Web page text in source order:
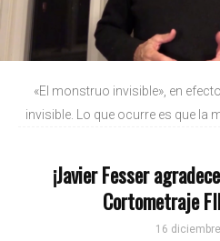
«El monstruo invisible», en
invisible. Lo que ocurre es que la
¡Javier Fesser
Cortometraje
16